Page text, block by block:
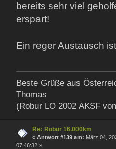
bereits sehr viel
erspart!
Ein reger Austausch
Beste Grüße aus
Thomas
(Robur LO 2002 AKSF
Re: Robur 16.000km
« Antwort #139 am: März 04,
07:46:32 »